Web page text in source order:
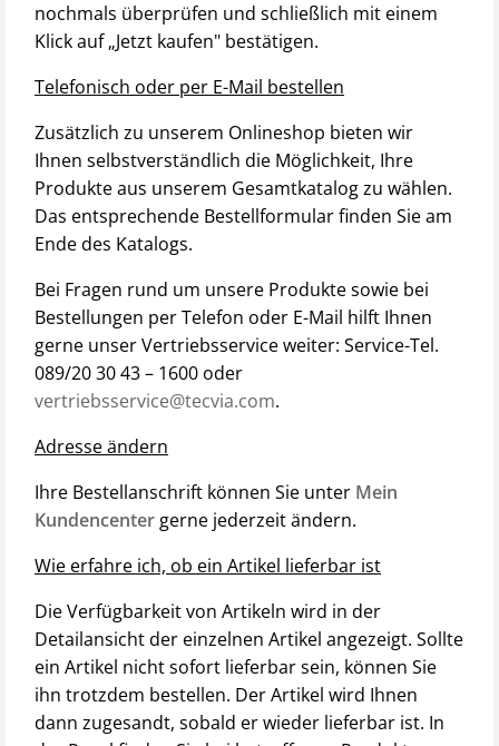
nochmals überprüfen und schließlich mit einem
Klick auf „Jetzt kaufen" bestätigen.
Telefonisch oder per E-Mail bestellen
Zusätzlich zu unserem Onlineshop bieten wir
Ihnen selbstverständlich die Möglichkeit, Ihre
Produkte aus unserem Gesamtkatalog zu wählen.
Das entsprechende Bestellformular finden Sie am
Ende des Katalogs.
Bei Fragen rund um unsere Produkte sowie bei
Bestellungen per Telefon oder E-Mail hilft Ihnen
gerne unser Vertriebsservice weiter: Service-Tel.
089/20 30 43 – 1600 oder
vertriebsservice@tecvia.com.
Adresse ändern
Ihre Bestellanschrift können Sie unter Mein
Kundencentergerne jederzeit ändern.
Wie erfahre ich, ob ein Artikel lieferbar ist
Die Verfügbarkeit von Artikeln wird in der
Detailansicht der einzelnen Artikel angezeigt. Sollte
ein Artikel nicht sofort lieferbar sein, können Sie
ihn trotzdem bestellen. Der Artikel wird Ihnen
dann zugesandt, sobald er wieder lieferbar ist. In